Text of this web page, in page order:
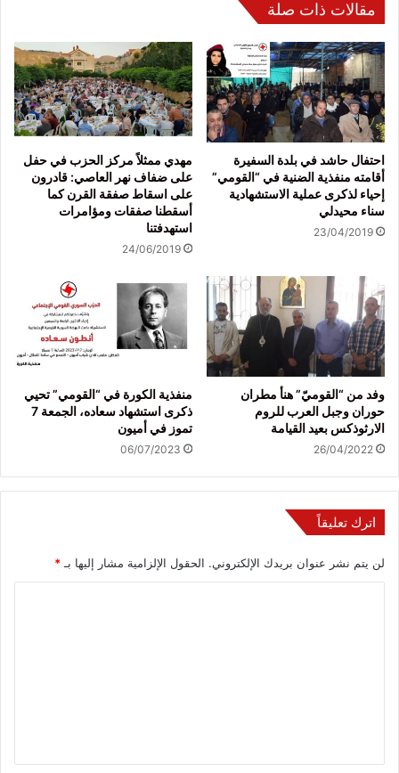
مقالات ذات صلة
احتفال حاشد في بلدة السفيرة
أقامته منفذية الضنية في “القومي”
إحياء لذكرى عملية الاستشهادية
سناء محيدلي
23/04/2019
مهدي ممثلاً مركز الحزب في حفل
على ضفاف نهر العاصي: قادرون
على اسقاط صفقة القرن كما
أسقطنا صفقات ومؤامرات
استهدفتنا
24/06/2019
وفد من “القوميّ” هنأ مطران
حوران وجبل العرب للروم
الارثوذكس بعيد القيامة
26/04/2022
منفذية الكورة في “القومي” تحيي
ذكرى استشهاد سعاده، الجمعة 7
تموز في أميون
06/07/2023
اترك تعليقاً
لن يتم نشر عنوان بريدك الإلكتروني. الحقول الإلزامية مشار إليها بـ *